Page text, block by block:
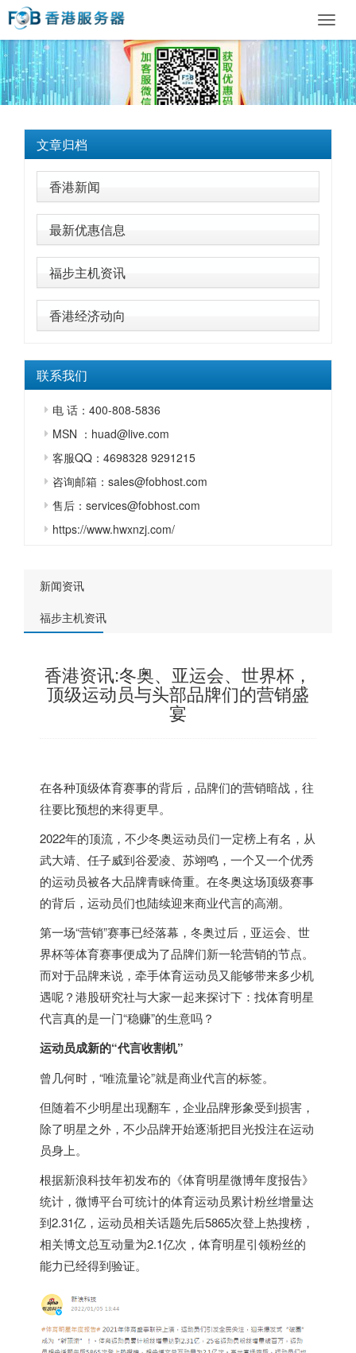
文章归档
香港新闻
最新优惠信息
福步主机资讯
香港经济动向
联系我们
电 话：400-808-5836
MSN ：huad@live.com
客服QQ：4698328 9291215
咨询邮箱：sales@fobhost.com
售后：services@fobhost.com
https://www.hwxnzj.com/
新闻资讯
福步主机资讯
香港资讯:冬奥、亚运会、世界杯，
顶级运动员与头部品牌们的营销盛
宴
在各种顶级体育赛事的背后，品牌们的营销暗战，往
往要比预想的来得更早。
2022年的顶流，不少冬奥运动员们一定榜上有名，从
武大靖、任子威到谷爱凌、苏翊鸣，一个又一个优秀
的运动员被各大品牌青睐倚重。在冬奥这场顶级赛事
的背后，运动员们也陆续迎来商业代言的高潮。
第一场“营销”赛事已经落幕，冬奥过后，亚运会、世
界杯等体育赛事便成为了品牌们新一轮营销的节点。
而对于品牌来说，牵手体育运动员又能够带来多少机
遇呢？港股研究社与大家一起来探讨下：找体育明星
代言真的是一门“稳赚”的生意吗？
运动员成新的“代言收割机”
曾几何时，“唯流量论”就是商业代言的标签。
但随着不少明星出现翻车，企业品牌形象受到损害，
除了明星之外，不少品牌开始逐渐把目光投注在运动
员身上。
根据新浪科技年初发布的《体育明星微博年度报告》
统计，微博平台可统计的体育运动员累计粉丝增量达
到2.31亿，运动员相关话题先后5865次登上热搜榜，
相关博文总互动量为2.1亿次，体育明星引领粉丝的
能力已经得到验证。